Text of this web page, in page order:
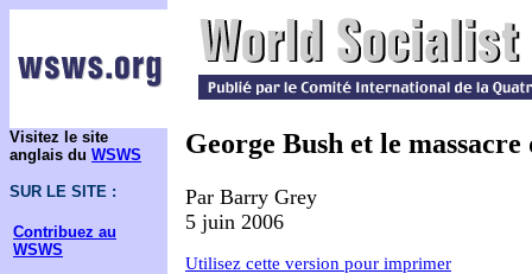
Visitez le site
anglais du WSWS
SUR LE SITE :
Contribuez au
WSWS
George Bush et le
Par Barry Grey
5 juin 2006
Utilisez cette version pour imprimer